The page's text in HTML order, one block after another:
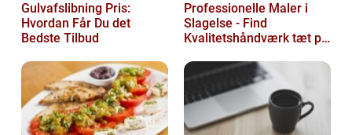
Gulvafslibning Pris:
Hvordan Får Du det
Bedste Tilbud
Professionelle Maler i
Slagelse - Find
Kvalitetshåndværk tæt på